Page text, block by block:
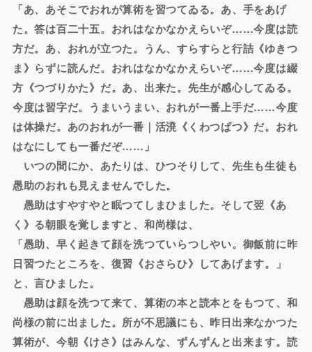
「あ、あそこでおれが算術を習つてゐる。あ、手をあげ
た。答は百二十五。おれはなかなかえらいぞ……今度は読
方だ。あ、おれが立つた。うん、すらすらと行詰《ゆきつ
ま》らずに読んだ。おれはなかなかえらいぞ……今度は綴
方《つづりかた》だ。あ、出来た。先生が感心してゐる。
今度は習字だ。うまいうまい、おれが一番上手だ……今度
は体操だ。あのおれが一番｜活溌《くわつぱつ》だ。おれ
はなにしても一番だぞ……」
いつの間にか、あたりは、ひつそりして、先生も生徒も
愚助のおれも見えませんでした。
愚助はすやすやと眠つてしまひました。そして翌《あ
く》る朝眼を覚しますと、和尚様は、
「愚助、早く起きて顔を洗つていらつしやい。御飯前に昨
日習つたところを、復習《おさらひ》してあげます。」
と、言ひました。
愚助は顔を洗つて来て、算術の本と読本とをもつて、和
尚様の前に出ました。所が不思議にも、昨日出来なかつた
算術が、今朝《けさ》はみんな、ずんずんと出来ます。読